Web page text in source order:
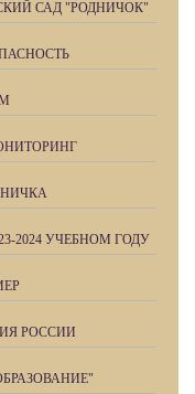
САД "РОДНИЧОК"
2024 УЧЕБНОМ ГОДУ
РОССИИ